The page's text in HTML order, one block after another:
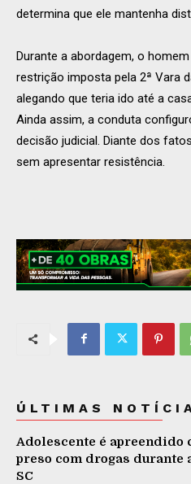
determina que ele mantenha
Durante a abordagem, o
restrição imposta pela 2ª Vara
alegando que teria ido até a
Ainda assim, a conduta
decisão judicial. Diante dos
sem apresentar resistência.
ÚLTIMAS
Adolescente é apreendido
preso com drogas durante
SC